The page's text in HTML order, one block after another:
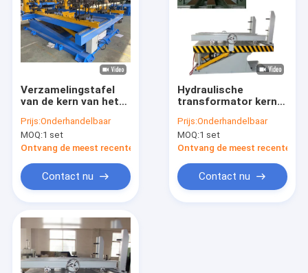
Producten
Video's
Verzamelingstafel
van de kern van het
stapelstafel van de
kern van het
siliciumstaal 3kw
Prijs:Onderhandelbaar
MOQ:1 set
Ontvang de meest recente Prijs
Contact nu
Hydraulische
transformator kern
tafel 2000x1600mm
Prijs:Onderhandelbaar
MOQ:1 set
Ontvang de meest recente
Contact nu